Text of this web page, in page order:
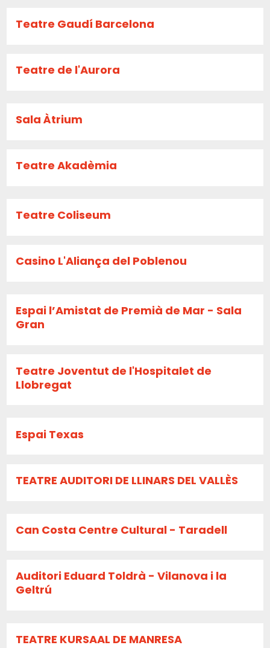
Teatre Gaudí Barcelona
Teatre de l'Aurora
Sala Àtrium
Teatre Akadèmia
Teatre Coliseum
Casino L'Aliança del Poblenou
Espai l’Amistat de Premià de Mar - Sala
Gran
Teatre Joventut de l'Hospitalet de
Llobregat
Espai Texas
TEATRE AUDITORI DE LLINARS DEL VALLÈS
Can Costa Centre Cultural - Taradell
Auditori Eduard Toldrà - Vilanova i la
Geltrú
TEATRE KURSAAL DE MANRESA